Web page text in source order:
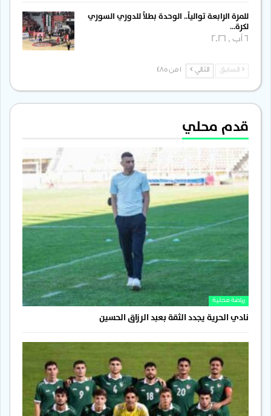
للمرة الرابعة توالياً.. الوحدة بطلاً للدوري السوري
لكرة…
السابق التالي
قدم محلي
رياضة محلية
نادي الحرية يجدد الثقة بعبد الرزاق الحسين